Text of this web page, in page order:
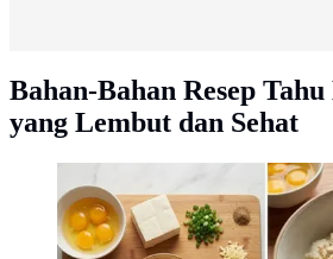
Bahan-Bahan Resep
yang Lembut dan Sehat